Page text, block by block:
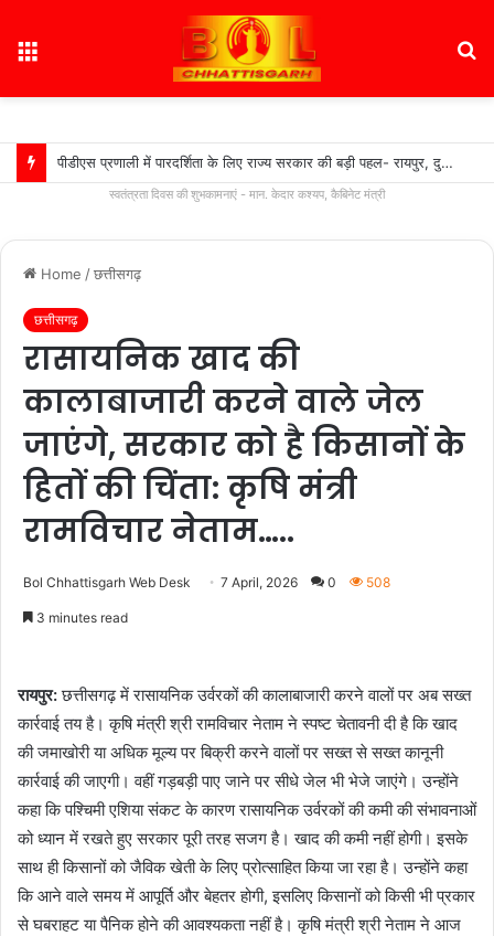
पीडीएस प्रणाली में पारदर्शिता के लिए राज्य सरकार की बड़ी पहल- रायपुर, दुर्ग और बिलासपुर में तीन ‘अन्नपूर्ति ग्रेन एटीएम‘ का शुभारंभ…
स्वतंत्रता दिवस की शुभकामनाएं - मान. केदार कश्यप, कैबिनेट मंत्री
Home /छत्तीसगढ़
छत्तीसगढ़
रासायनिक खाद की
कालाबाजारी करने वाले जेल
जाएंगे, सरकार को है किसानों के
हितों की चिंता: कृषि मंत्री
रामविचार नेताम…..
Bol Chhattisgarh Web Desk 7 April, 2026 0 508
3 minutes read
रायपुर:छत्तीसगढ़ में रासायनिक उर्वरकों की कालाबाजारी करने वालों पर अब सख्त
कार्रवाई तय है। कृषि मंत्री श्री रामविचार नेताम ने स्पष्ट चेतावनी दी है कि खाद
की जमाखोरी या अधिक मूल्य पर बिक्री करने वालों पर सख्त से सख्त कानूनी
कार्रवाई की जाएगी। वहीं गड़बड़ी पाए जाने पर सीधे जेल भी भेजे जाएंगे। उन्होंने
कहा कि पश्चिमी एशिया संकट के कारण रासायनिक उर्वरकों की कमी की संभावनाओं
को ध्यान में रखते हुए सरकार पूरी तरह सजग है। खाद की कमी नहीं होगी। इसके
साथ ही किसानों को जैविक खेती के लिए प्रोत्साहित किया जा रहा है। उन्होंने कहा
कि आने वाले समय में आपूर्ति और बेहतर होगी, इसलिए किसानों को किसी भी प्रकार
से घबराहट या पैनिक होने की आवश्यकता नहीं है। कृषि मंत्री श्री नेताम ने आज